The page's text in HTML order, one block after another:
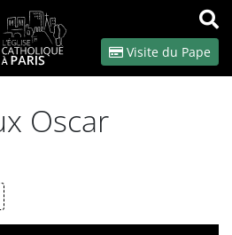
OK
Visite du Pape
Oscar